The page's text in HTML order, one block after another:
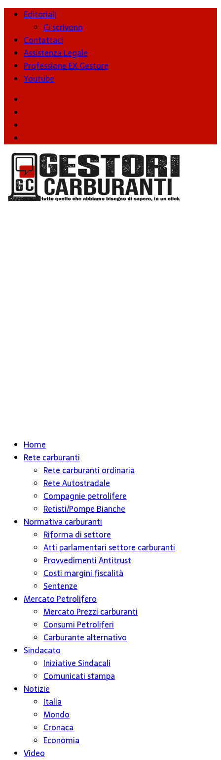
Editoriali
Ci scrivono
Contattaci
Assistenza Legale
Professione EX Gestore
Youtube
Home
Rete carburanti
Rete carburanti ordinaria
Rete Autostradale
Compagnie petrolifere
Retisti/Pompe Bianche
Normativa carburanti
Riforma di settore
Atti parlamentari settore carburanti
Provvedimenti Antitrust
Costi margini fiscalità
Sentenze
Mercato Petrolifero
Mercato Prezzi carburanti
Consumi Petroliferi
Carburante alternativo
Sindacato
Iniziative Sindacali
Comunicati stampa
Notizie
Italia
Mondo
Cronaca
Economia
Video